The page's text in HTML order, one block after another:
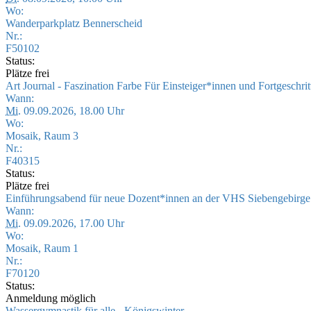
Wo:
Wanderparkplatz Bennerscheid
Nr.:
F50102
Status:
Plätze frei
Art Journal - Faszination Farbe Für Einsteiger*innen und
Wann:
Mi. 09.09.2026, 18.00 Uhr
Wo:
Mosaik, Raum 3
Nr.:
F40315
Status:
Plätze frei
Einführungsabend für neue Dozent*innen an der VHS Siebengebirge
Wann:
Mi. 09.09.2026, 17.00 Uhr
Wo:
Mosaik, Raum 1
Nr.:
F70120
Status:
Anmeldung möglich